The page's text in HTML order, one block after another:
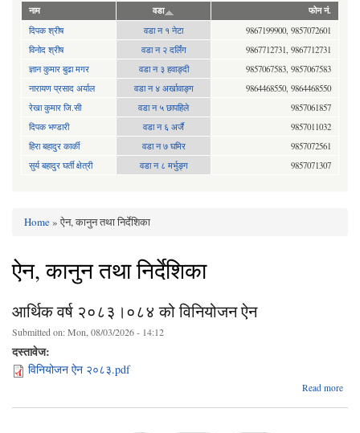
नाम वडा फोन नं.
दिपक श्रीष वडा न १ नेटा
9867199900, 9857072601
विनोद श्रीष
वडा न २ दर्लिंग
9867712731, 9867712731
ज्ञान कुमार बुढा मगर
वडा न ३ हवाङ्दी
9857067583, 9857067583
नारायण प्रसाद अर्याल
वडा न‍ ४ अर्खावाङ्ग
9864468550, 9864468550
रेखा कुमार जि.सी
वडा न ५ छापहिले
9857061857
दिपक भण्डारी
वडा न ६ अर्जै
9857011032
हिरा बहादुर कार्की
वडा न ७ घमिर
9857072561
सुर्य बहादुर घर्ती क्षेत्री
वडा न ८ मर्भुङ्ग 9857071307
You are here
Home» ऐन, कानुन तथा निर्देशिका
ऐन, कानुन तथा निर्देशिका
आर्थिक वर्ष २०८३।०८४ को विनियोजन ऐन
Submitted on:Mon, 08/03/2026 - 14:12
दस्तावेज:
विनियोजन ऐन २०८३.pdf
Read more